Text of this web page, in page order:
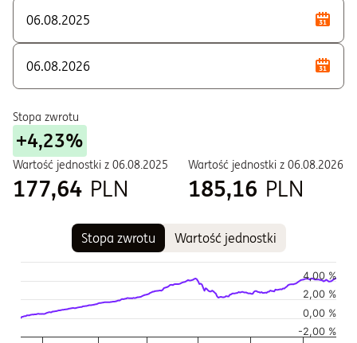
U - Dla klientów instytucjonalnych
W - Zbywane w ramach PPE i PPI
Stopa zwrotu
+4,23%
Wartość jednostki z 06.08.2025
177,64 PLN
Wartość jednostki z 06.08.2026
185,16 PLN
Stopa zwrotu Wartość jednostki
Wykres kombinowany z 2 seriami danych.
Wykres pokazuje historię wartości jednostki funduszu
Wykres ma 2 osi X wyświetlające Czas, i Czas.
Wykres ma 2 osi Y wyświetlające Wartość jednostki w
0,00 %
-2,00 %
2,00 %
4,00 %